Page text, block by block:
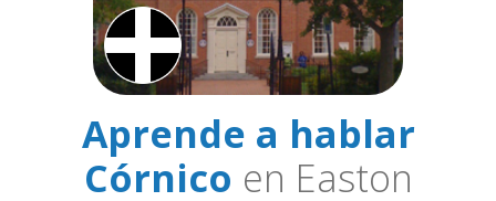
Aprende a hablar
Córnico en Easton